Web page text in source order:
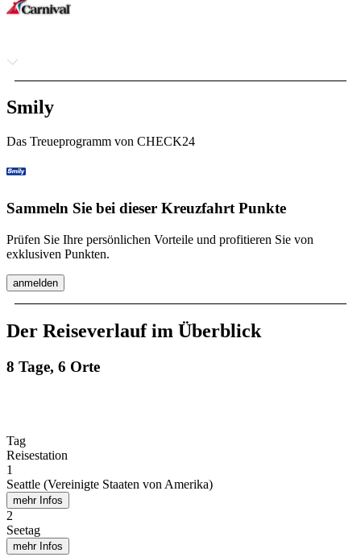
Smily
Das Treueprogramm von CHECK24
Sammeln Sie bei dieser Kreuzfahrt Punkte
Prüfen Sie Ihre persönlichen Vorteile und profitieren Sie von
exklusiven Punkten.
anmelden
Der Reiseverlauf im Überblick
8 Tage, 6 Orte
Tag
Reisestation
1
Seattle (Vereinigte Staaten von Amerika)
mehr Infos
2
Seetag
mehr Infos